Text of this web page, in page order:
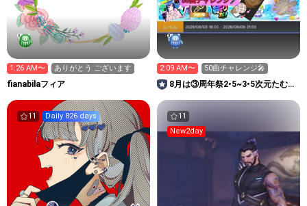
1:26 AM〜 ありがとう ございます
fianabilaフィア
2:09 AM〜 50曲チャレンジ🎤
8月は③周年祭2•5~3•5次元たむに
11 Daily 826 days
11
New2day